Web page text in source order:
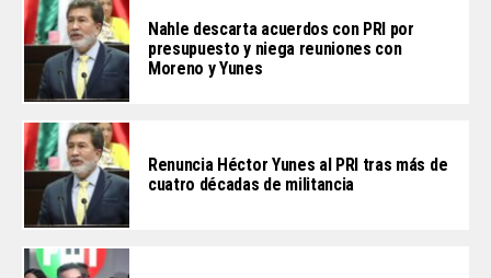
Nahle descarta acuerdos con PRI por
presupuesto y niega reuniones con
Moreno y Yunes
Renuncia Héctor Yunes al PRI tras más de
cuatro décadas de militancia